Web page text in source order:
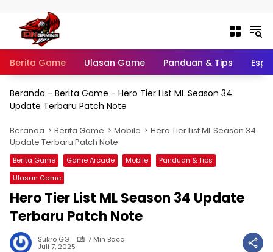
Berita Game Ulasan Game Panduan & Tips
Beranda - Berita Game - Hero Tier List ML Season 34
Update Terbaru Patch Note
Beranda Berita Game Mobile
Hero Tier List ML Season 34
Update Terbaru Patch Note
Berita Game Game Arcade Mobile
Panduan & Tips
Ulasan Game
Hero Tier List ML Season 34 Update
Terbaru Patch Note
Sukro GG 7 Min Baca
Juli 7, 2025